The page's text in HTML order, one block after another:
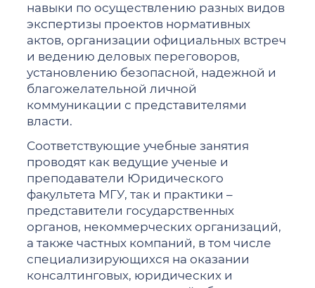
навыки по осуществлению разных видов
экспертизы проектов нормативных
актов, организации официальных встреч
и ведению деловых переговоров,
установлению безопасной, надежной и
благожелательной личной
коммуникации с представителями
власти.
Соответствующие учебные занятия
проводят как ведущие ученые и
преподаватели Юридического
факультета МГУ, так и практики –
представители государственных
органов, некоммерческих организаций,
а также частных компаний, в том числе
специализирующихся на оказании
консалтинговых, юридических и